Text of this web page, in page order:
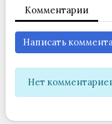
Комментарии
Написать
Нет